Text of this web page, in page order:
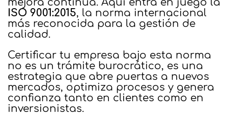
ISO 9001:2015, la norma internacional
más reconocida para la gestión de
calidad.
Certificar tu empresa bajo esta norma
no es un trámite burocrático, es una
estrategia que abre puertas a nuevos
mercados, optimiza procesos y genera
confianza tanto en clientes como en
inversionistas.